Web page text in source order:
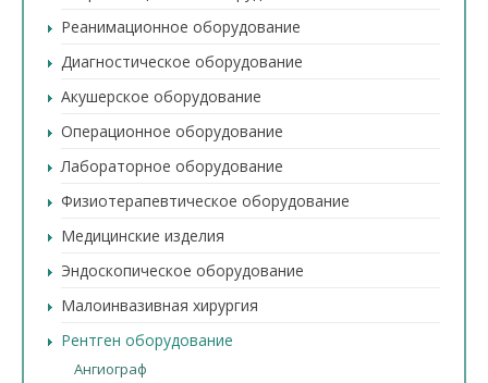
Реанимационное оборудование
Диагностическое оборудование
Акушерское оборудование
Операционное оборудование
Лабораторное оборудование
Физиотерапевтическое оборудование
Медицинские изделия
Эндоскопическое оборудование
Малоинвазивная хирургия
Рентген оборудование
Ангиограф